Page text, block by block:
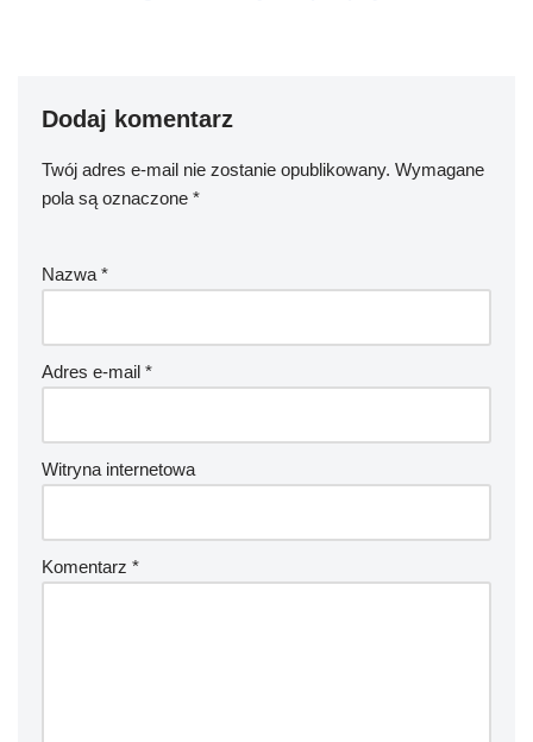
Dodaj komentarz
Twój adres e-mail nie zostanie opublikowany. Wymagane
pola są oznaczone *
Nazwa *
Adres e-mail *
Witryna internetowa
Komentarz *